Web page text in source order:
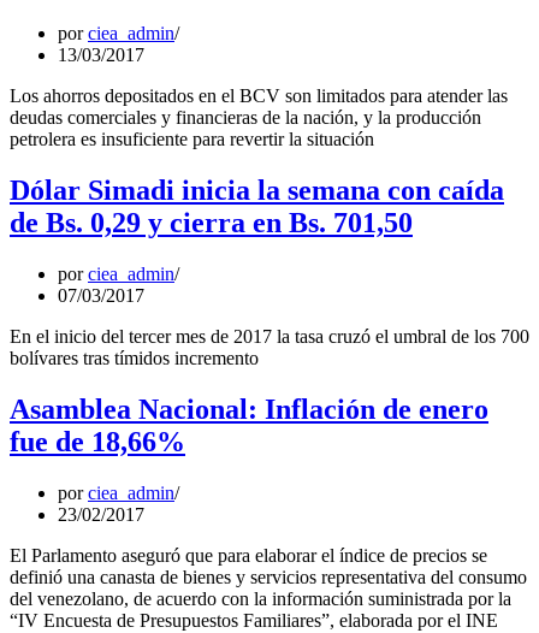
porciea_admin
13/03/2017
Los ahorros depositados en el BCV son limitados para atender las
deudas comerciales y financieras de la nación, y la producción
petrolera es insuficiente para revertir la situación
Dólar Simadi inicia la semana con caída
de Bs. 0,29 y cierra en Bs. 701,50
porciea_admin
07/03/2017
En el inicio del tercer mes de 2017 la tasa cruzó el umbral de los 700
bolívares tras tímidos incremento
Asamblea Nacional: Inflación de enero
fue de 18,66%
porciea_admin
23/02/2017
El Parlamento aseguró que para elaborar el índice de precios se
definió una canasta de bienes y servicios representativa del consumo
del venezolano, de acuerdo con la información suministrada por la
“IV Encuesta de Presupuestos Familiares”, elaborada por el INE